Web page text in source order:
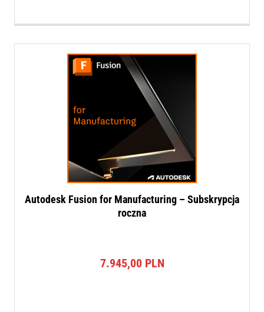
Autodesk Fusion for Manufacturing – Subskrypcja
roczna
7.945,00 PLN